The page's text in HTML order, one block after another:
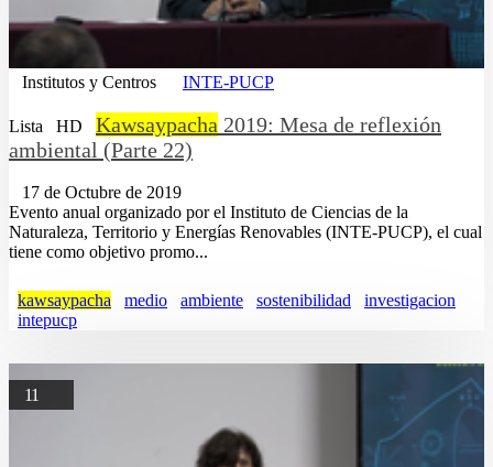
Institutos y Centros INTE-PUCP
Lista HD Kawsaypacha 2019: Mesa de reflexión
ambiental (Parte 22)
17 de Octubre de 2019
Evento anual organizado por el Instituto de Ciencias de la
Naturaleza, Territorio y Energías Renovables (INTE-PUCP), el cual
tiene como objetivo promo...
kawsaypacha medio ambiente sostenibilidad
investigacion
intepucp
11